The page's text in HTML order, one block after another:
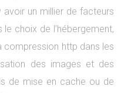
avoir un millier de facteurs
choix de l’hébergement,
compression http dans les
des images et des
de mise en cache ou de